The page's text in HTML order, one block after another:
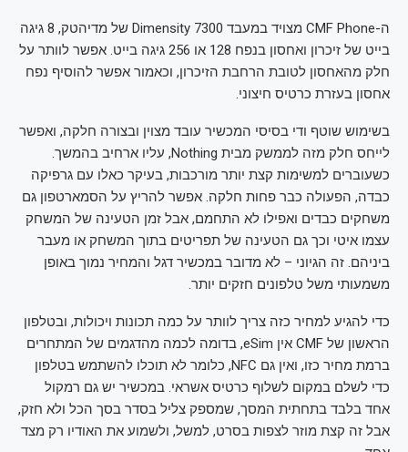
ה-CMF Phone מצויד במעבד Dimensity 7300 של מדיהטק, 8 גיגה
בייט של זיכרון ואחסון בנפח 128 או 256 גיגה בייט. אפשר לוותר על
חלק מהאחסון לטובת הרחבת הזיכרון, וכאמור אפשר להוסיף נפח
אחסון בעזרת כרטיס חיצוני.
בשימוש שוטף ודי בסיסי המכשיר עובד מצוין ובצורה חלקה, ואפשר
לייחס חלק מזה לממשק מבית Nothing, עליו ארחיב בהמשך.
כשעוברים למשימות קצת יותר מורכבות, בעיקר כאלו עם גרפיקה
כבדה, הפעולה כבר פחות חלקה. אפשר להריץ על הסמארטפון גם
משחקים כבדים ואפילו לא התחמם, אבל זמן הטעינה של המשחק
עצמו איטי וכך גם הטעינה של תפריטים בתוך המשחק או מעבר
ביניהם. זה הגיוני – לא מדובר במכשיר דגל והמחיר נמוך באופן
משמעותי משל טלפונים חזקים יותר.
כדי להגיע למחיר כזה צריך לוותר על כמה תכונות ויכולות, ובטלפון
הראשון של CMF אין eSim, בדומה לכמה מהדגמים של המתחרים
ברמת מחיר כזו, ואין גם NFC, כלומר לא תוכלו להשתמש בטלפון
כדי לשלם במקום לשלוף כרטיס אשראי. במכשיר יש גם רמקול
אחד בלבד בתחתית המסך, שמספק צליל בסדר בסך הכל ולא חזק,
אבל זה קצת מוזר לצפות בסרט, למשל, ולשמוע את האודיו רק מצד